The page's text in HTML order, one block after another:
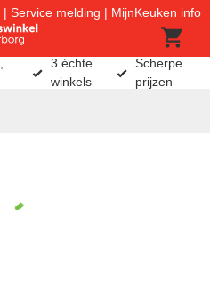
Service melding MijnKeuken info
3 échte
winkels
Scherpe
prijzen